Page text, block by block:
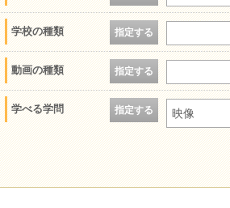
学校の種類 指定する
動画の種類 指定する
学べる学問 指定する 映像